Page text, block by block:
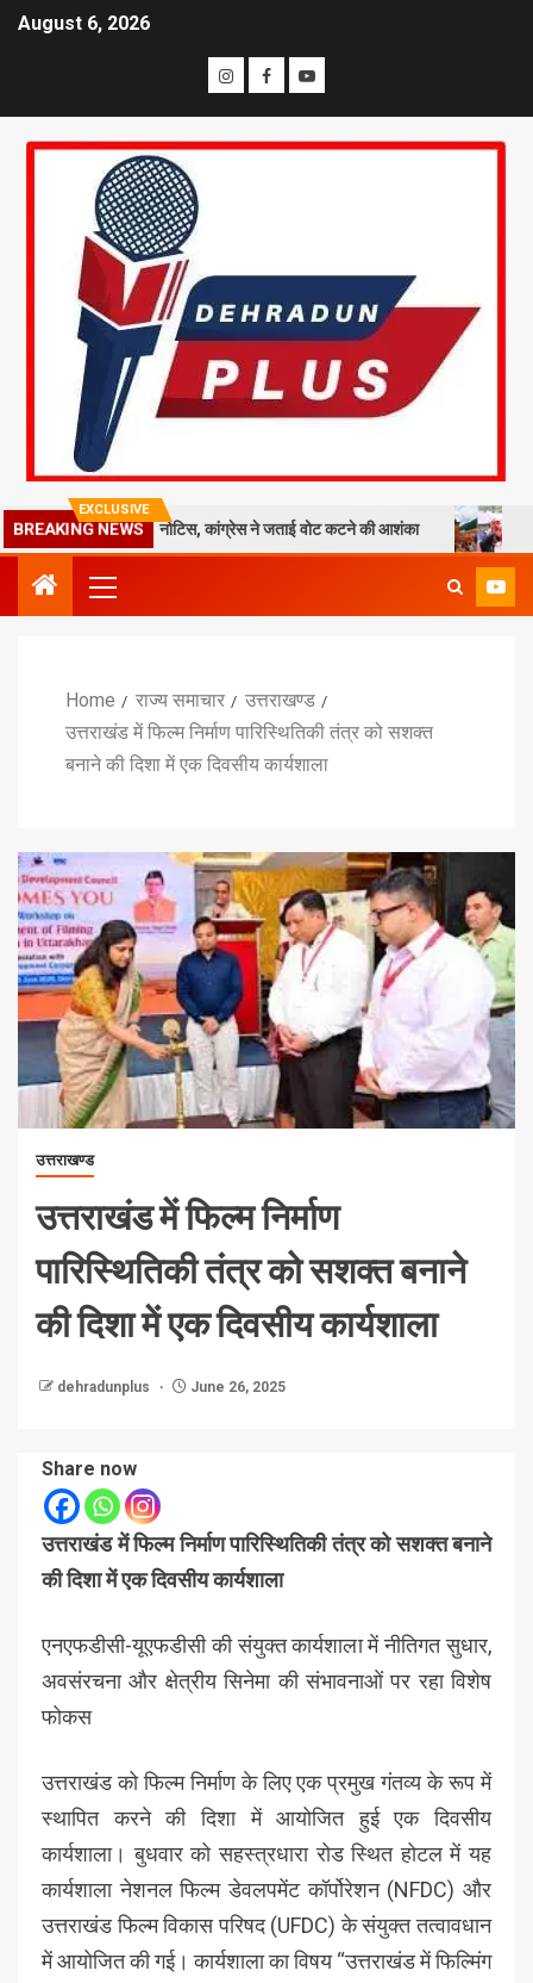
August 6, 2026
EXCLUSIVE
BREAKING NEWS
को नोटिस, कांग्रेस ने जताई वोट कटने की आशंका धराली आपदा
Home राज्य समाचार
उत्तराखण्ड
उत्तराखंड में फिल्म निर्माण पारिस्थितिकी तंत्र को सशक्त
बनाने की दिशा में एक दिवसीय कार्यशाला
उत्तराखण्ड
उत्तराखंड में फिल्म निर्माण
पारिस्थितिकी तंत्र को सशक्त बनाने
की दिशा में एक दिवसीय कार्यशाला
dehradunplus June 26, 2025
Share now
उत्तराखंड में फिल्म निर्माण पारिस्थितिकी तंत्र को सशक्त बनाने
की दिशा में एक दिवसीय कार्यशाला
एनएफडीसी-यूएफडीसी की संयुक्त कार्यशाला में नीतिगत सुधार,
अवसंरचना और क्षेत्रीय सिनेमा की संभावनाओं पर रहा विशेष
फोकस
उत्तराखंड को फिल्म निर्माण के लिए एक प्रमुख गंतव्य के रूप में
स्थापित करने की दिशा में आयोजित हुई एक दिवसीय
कार्यशाला। बुधवार को सहस्त्रधारा रोड स्थित होटल में यह
कार्यशाला नेशनल फिल्म डेवलपमेंट कॉर्पोरेशन (NFDC) और
उत्तराखंड फिल्म विकास परिषद (UFDC) के संयुक्त तत्वावधान
में आयोजित की गई। कार्यशाला का विषय “उत्तराखंड में फिल्मिंग